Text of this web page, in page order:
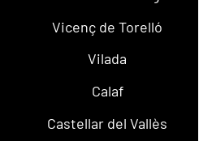
Vicenç de Torelló
Vilada
Calaf
Castellar del Vallès